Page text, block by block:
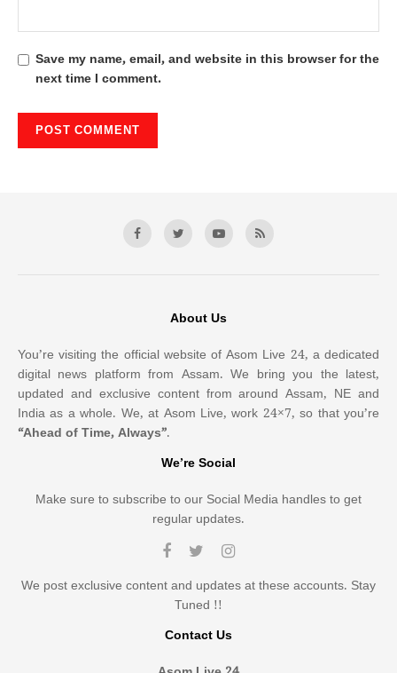
Save my name, email, and website in this browser for the
next time I comment.
About Us
You’re visiting the official website of Asom Live 24, a dedicated
digital news platform from Assam. We bring you the latest,
updated and exclusive content from around Assam, NE and
India as a whole. We, at Asom Live, work 24×7, so that you’re
“Ahead of Time, Always”.
We’re Social
Make sure to subscribe to our Social Media handles to get
regular updates.
We post exclusive content and updates at these accounts. Stay
Tuned !!
Contact Us